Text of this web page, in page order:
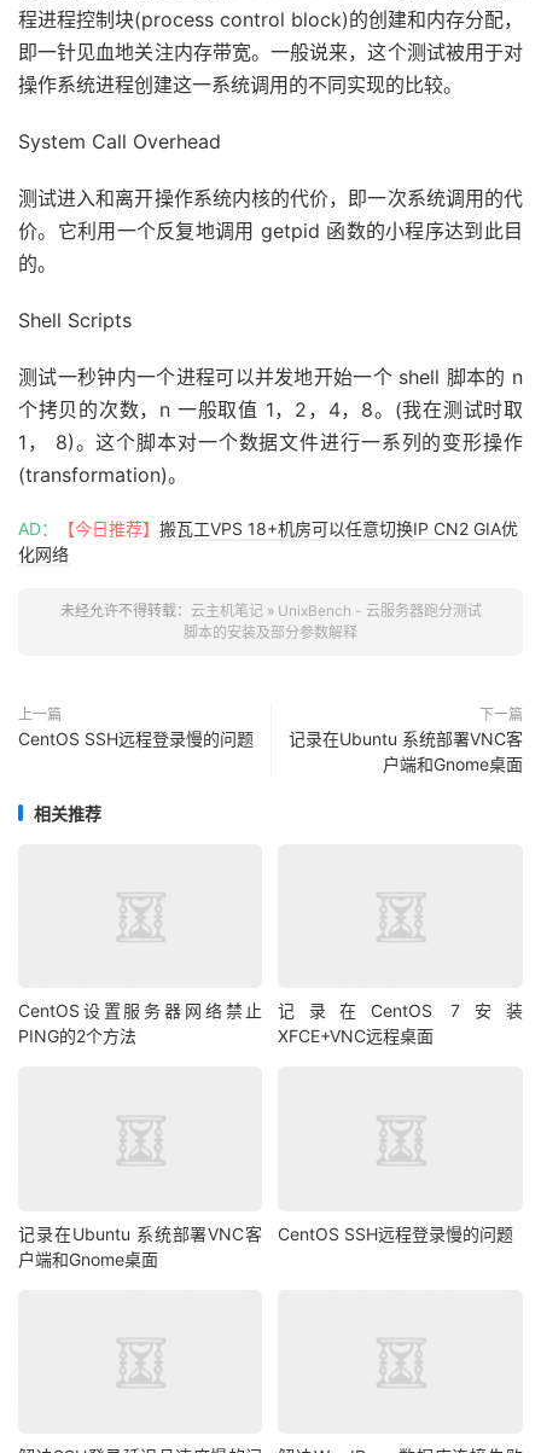
程进程控制块(process control block)的创建和内存分配，
即一针见血地关注内存带宽。一般说来，这个测试被用于对
操作系统进程创建这一系统调用的不同实现的比较。
System Call Overhead
测试进入和离开操作系统内核的代价，即一次系统调用的代
价。它利用一个反复地调用 getpid 函数的小程序达到此目
的。
Shell Scripts
测试一秒钟内一个进程可以并发地开始一个 shell 脚本的 n
个拷贝的次数，n 一般取值 1，2，4，8。(我在测试时取
1， 8)。这个脚本对一个数据文件进行一系列的变形操作
(transformation)。
AD： 【今日推荐】 搬瓦工VPS 18+机房可以任意切换IP CN2 GIA优
化网络
未经允许不得转载： 云主机笔记» UnixBench - 云服务器跑分测试
脚本的安装及部分参数解释
上一篇
CentOS SSH远程登录慢的问题
下一篇
记录在Ubuntu 系统部署VNC客
户端和Gnome桌面
相关推荐
CentOS设置服务器网络禁止
PING的2个方法
记录在CentOS 7安装
XFCE+VNC远程桌面
记录在Ubuntu 系统部署VNC客
户端和Gnome桌面
CentOS SSH远程登录慢的问题